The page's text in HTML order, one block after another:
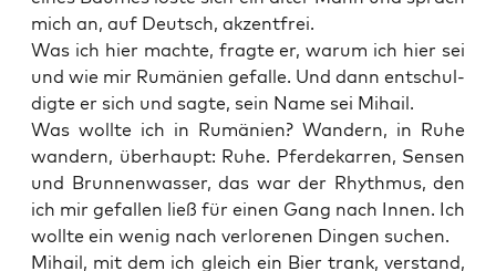
mich an, auf Deutsch, akzentfrei.
Was ich hier mach­te, frag­te er, war­um ich hier sei
und wie mir Rumä­ni­en gefal­le. Und dann ent­schul­
dig­te er sich und sag­te, sein Name sei Mihail.
Was woll­te ich in Rumä­ni­en? Wan­dern, in Ruhe
wan­dern, über­haupt: Ruhe. Pfer­de­kar­ren, Sen­sen
und Brun­nen­was­ser, das war der Rhyth­mus, den
ich mir gefal­len ließ für einen Gang nach Innen. Ich
woll­te ein wenig nach ver­lo­re­nen Din­gen suchen.
Mihail, mit dem ich gleich ein Bier trank, ver­stand,